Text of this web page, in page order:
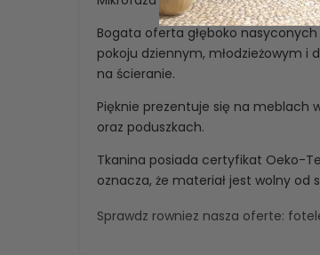
Bogata oferta głęboko
pokoju dziennym, młodzieżowym i
na ścieranie.
Pięknie prezentuje się na
oraz poduszkach.
Tkanina posiada certyfikat Oeko-
oznacza, że materiał jest wolny od
Sprawdz rowniez nasza oferte: